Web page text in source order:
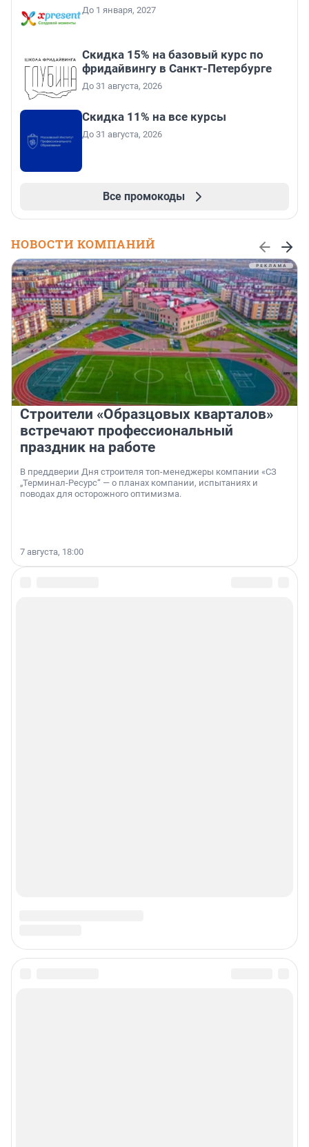
До 1 января, 2027
Скидка 15% на базовый курс по
фридайвингу в Санкт-Петербурге
До 31 августа, 2026
Скидка 11% на все курсы
До 31 августа, 2026
Все промокоды
НОВОСТИ КОМПАНИЙ
Строители «Образцовых кварталов»
встречают профессиональный
праздник на работе
В преддверии Дня строителя топ-менеджеры компании «СЗ
„Терминал-Ресурс“ — о планах компании, испытаниях и
поводах для осторожного оптимизма.
7 августа, 18:00